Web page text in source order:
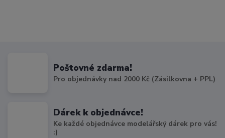
Poštovné zdarma!
Pro objednávky nad 2000 Kč (Zásilkovna + PPL)
Dárek k objednávce!
Ke každé objednávce modelářský dárek pro vás!
:)